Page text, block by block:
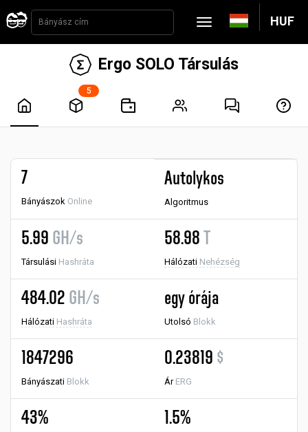
HUF
Ergo SOLO Társulás
5
7
Bányászok Online
Autolykos
Algoritmus
5.99 GH/s
Társulási Hashráta
58.98 T
Hálózati Nehézség
484.02 GH/s
Hálózati Hashráta
egy órája
Utolsó Blokk
1847296
Bányászati Blokk
0.23819 $
ÁrERG
43% 1.5%